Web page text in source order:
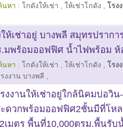
นหา : โกดังให้เช่า ให้เช่าโกดัง
โรง
ห้เช่าอยู่ บางพลี สมุทรปรากา
.มพร้อมออฟฟิศ น้ำไฟพร้อม ห้
นหา : โกดังให้เช่า ให้เช่าโกดัง
โรง
งงาน บางพลี
รงงานให้เช่าอยู่ใกล้นิคมบ่อวิ
ะดวกพร้อมออฟฟิศ2ชั้นมีที่โห
เมตร พื้นที่10,000ตรม.พื้นรั